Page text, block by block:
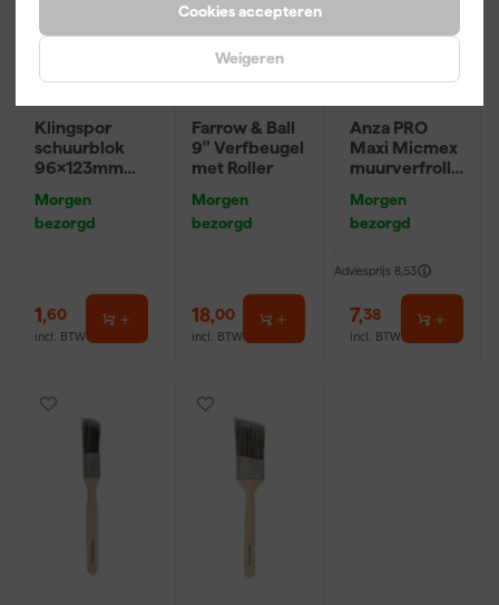
Cookies accepteren
Weigeren
Klingspor
schuurblok
96x123mm
Morgen
bezorgd
1,60
incl. BTW
Farrow & Ball
9" Verfbeugel
met Roller
Morgen
bezorgd
18,00
incl. BTW
Anza PRO
Maxi Micmex
muurverfrolle
Morgen
bezorgd
Adviesprijs 8,53
7,38
incl. BTW